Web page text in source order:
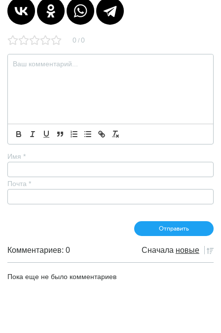
0 / 0
Имя *
Почта *
Комментариев: 0 Сначала новые
Пока еще не было комментариев